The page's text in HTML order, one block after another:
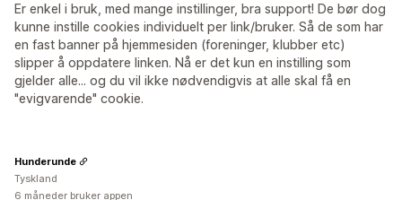
Er enkel i bruk, med mange instillinger, bra support! De bør dog
kunne instille cookies individuelt per link/bruker. Så de som har
en fast banner på hjemmesiden (foreninger, klubber etc)
slipper å oppdatere linken. Nå er det kun en instilling som
gjelder alle... og du vil ikke nødvendigvis at alle skal få en
"evigvarende" cookie.
Hunderunde
Tyskland
6 måneder bruker appen